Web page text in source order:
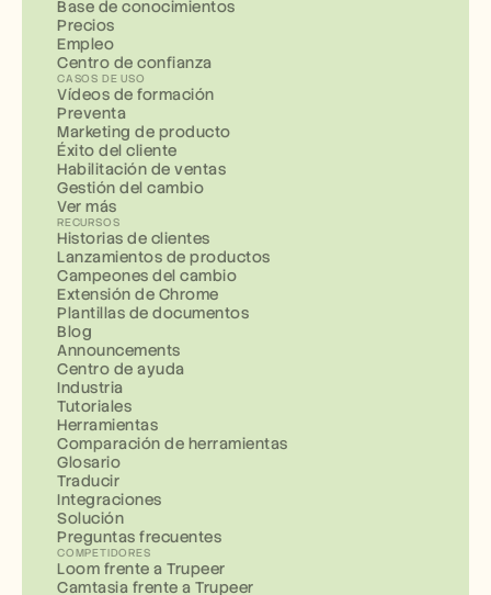
Base de conocimientos
Precios
Empleo
Centro de confianza
CASOS DE USO
Vídeos de formación
Preventa
Marketing de producto
Éxito del cliente
Habilitación de ventas
Gestión del cambio
Ver más
RECURSOS
Historias de clientes
Lanzamientos de productos
Campeones del cambio
Extensión de Chrome
Plantillas de documentos
Blog
Announcements
Centro de ayuda
Industria
Tutoriales
Herramientas
Comparación de herramientas
Glosario
Traducir
Integraciones
Solución
Preguntas frecuentes
COMPETIDORES
Loom frente a Trupeer
Camtasia frente a Trupeer